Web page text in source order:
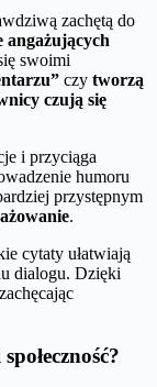
zachętą do
angażujących
swoimi
czy tworzą
czują się
i przyciąga
humoru
przystępnym
.
cytaty ułatwiają
dialogu. Dzięki